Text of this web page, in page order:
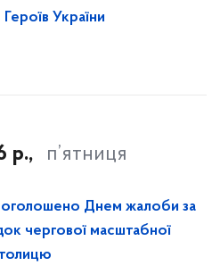
України
р., п’ятниця
оголошено Днем жалоби за
чергової масштабної